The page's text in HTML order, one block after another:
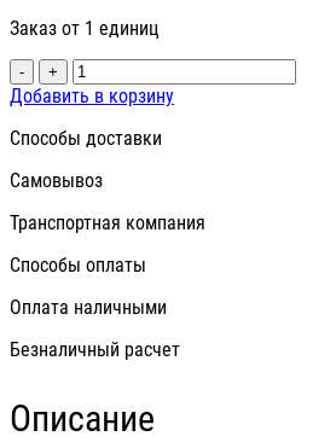
Заказ от 1 единиц
- +
Добавить в корзину
Способы доставки
Самовывоз
Транспортная компания
Способы оплаты
Оплата наличными
Безналичный расчет
Описание